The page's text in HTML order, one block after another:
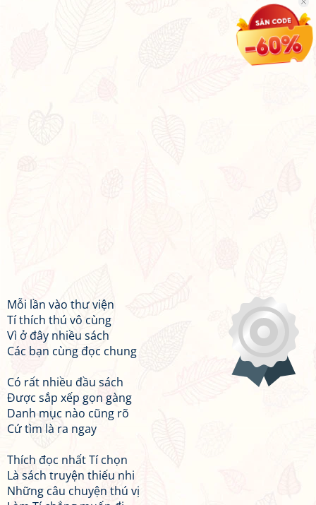
Mỗi lần vào thư viện
Tí thích thú vô cùng
Vì ở đây nhiều sách
Các bạn cùng đọc chung
Có rất nhiều đầu sách
Được sắp xếp gọn gàng
Danh mục nào cũng rõ
Cứ tìm là ra ngay
Thích đọc nhất Tí chọn
Là sách truyện thiếu nhi
Những câu chuyện thú vị